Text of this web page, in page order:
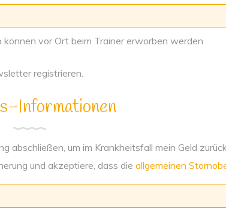
können vor Ort beim Trainer erworben werden
registrieren.
Informationen
abschließen, um im Krankheitsfall mein Geld
und akzeptiere, dass die allgemeinen